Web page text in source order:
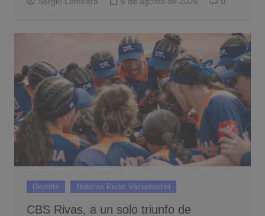
Deporte Noticias Rivas Vaciamadrid
CBS Rivas, a un solo triunfo de